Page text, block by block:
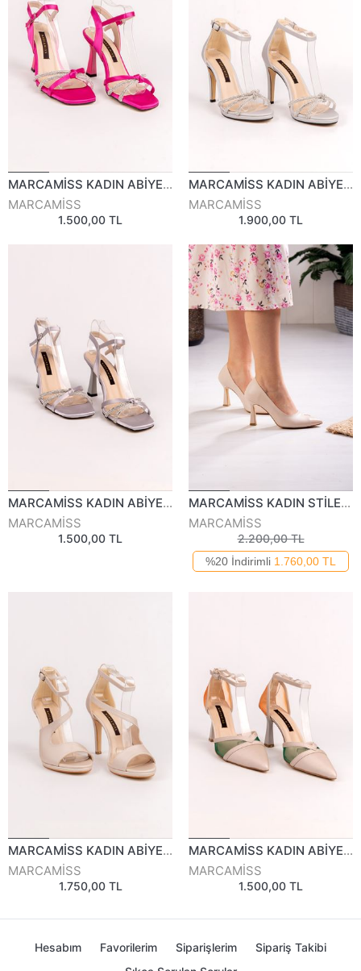
MARCAMİSS KADIN ABİYE AYAKKABI 815223Y
MARCAMİSS
1.500,00 TL
MARCAMİSS KADIN ABİYE AYAKKABI 811524Y
MARCAMİSS
1.900,00 TL
MARCAMİSS KADIN ABİYE AYAKKABI 815223Y
MARCAMİSS
1.500,00 TL
MARCAMİSS KADIN STİLETTO 825825Y
MARCAMİSS
2.200,00 TL
%20 İndirimli 1.760,00 TL
MARCAMİSS KADIN ABİYE AYAKKABI 10823Y
MARCAMİSS
1.750,00 TL
MARCAMİSS KADIN ABİYE AYAKKABI 815525Y
MARCAMİSS
1.500,00 TL
Hesabım Favorilerim Siparişlerim
Sipariş Takibi